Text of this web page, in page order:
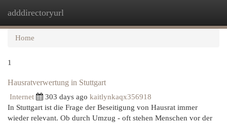
adddirectoryurl
Home
1
Hausratverwertung in Stuttgart
Internet 303 days ago kaitlynkaqx356918
In Stuttgart ist die Frage der Beseitigung von Hausrat immer
wieder relevant. Ob durch Umzug - oft stehen Menschen vor der